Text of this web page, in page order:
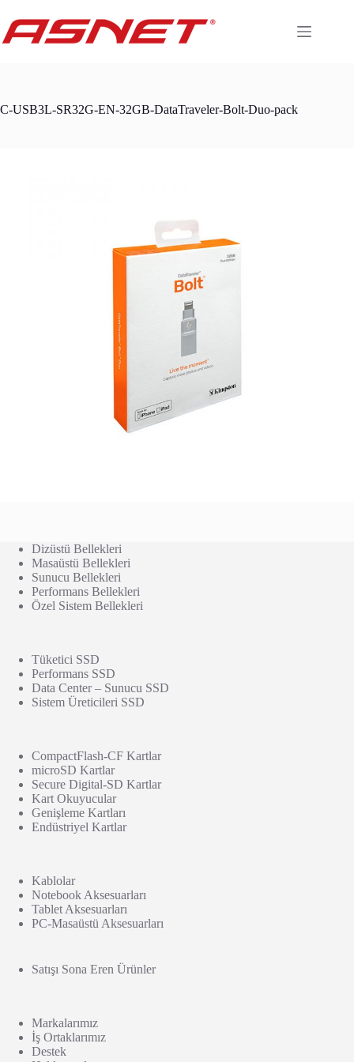
content
C-USB3L-SR32G-EN-32GB-DataTraveler-Bolt-Duo-pack
Dizüstü Bellekleri
Masaüstü Bellekleri
Sunucu Bellekleri
Performans Bellekleri
Özel Sistem Bellekleri
Tüketici SSD
Performans SSD
Data Center – Sunucu SSD
Sistem Üreticileri SSD
CompactFlash-CF Kartlar
microSD Kartlar
Secure Digital-SD Kartlar
Kart Okuyucular
Genişleme Kartları
Endüstriyel Kartlar
Kablolar
Notebook Aksesuarları
Tablet Aksesuarları
PC-Masaüstü Aksesuarları
Satışı Sona Eren Ürünler
Markalarımız
İş Ortaklarımız
Destek